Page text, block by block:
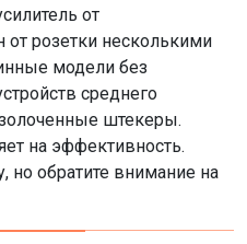
от
от розетки несколькими
модели без
среднего
штекеры.
на эффективность.
но обратите внимание на